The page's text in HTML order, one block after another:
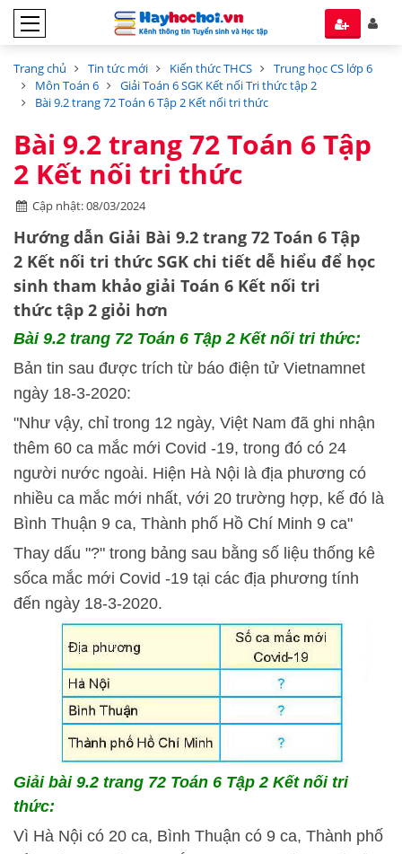
Trang chủ Tin tức mới Kiến thức THCS
Trung học CS lớp 6
Môn Toán 6
Giải Toán 6 SGK Kết nối Tri thức tập 2
Bài 9.2 trang 72 Toán 6 Tập 2 Kết nối tri thức
Bài 9.2 trang 72 Toán 6 Tập
2 Kết nối tri thức
Cập nhật: 08/03/2024
Hướng dẫn Giải Bài 9.2 trang 72 Toán 6 Tập
2 Kết nối tri thức SGK chi tiết dễ hiểu để học
sinh tham khảo giải Toán 6 Kết nối tri
thức tập 2 giỏi hơn
Bài 9.2 trang 72 Toán 6 Tập 2 Kết nối tri thức:
Bản tin sau được trích từ báo điện tử Vietnamnet
ngày 18-3-2020:
"Như vậy, chỉ trong 12 ngày, Việt Nam đã ghi nhận
thêm 60 ca mắc mới Covid -19, trong đó có 24
người nước ngoài. Hiện Hà Nội là địa phương có
nhiều ca mắc mới nhất, với 20 trường hợp, kế đó là
Bình Thuận 9 ca, Thành phố Hồ Chí Minh 9 ca"
Thay dấu "?" trong bảng sau bằng số liệu thống kê
sốca mắc mới Covid -19 tại các địa phương tính
đến ngày 18-3-2020.
Giải bài 9.2 trang 72 Toán 6 Tập 2 Kết nối tri
thức:
Vì Hà Nội có 20 ca, Bình Thuận có 9 ca, Thành phố